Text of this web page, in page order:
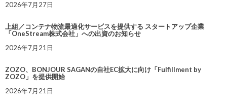
2026年7月27日
上組／コンテナ物流最適化サービスを提供する スタートアップ企業
「OneStream株式会社」への出資のお知らせ
2026年7月21日
ZOZO、BONJOUR SAGANの自社EC拡大に向け「Fulfillment by
ZOZO」を提供開始
2026年7月21日